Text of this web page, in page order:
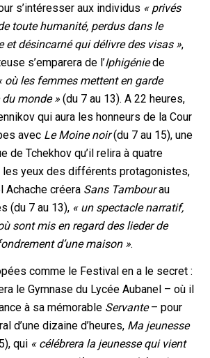
s’intéresser aux individus « privés
toute humanité, perdus dans le
et désincarné qui délivre des visas »,
s’emparera de l’Iphigéniede
où les femmes mettent en garde
du monde »(du 7 au 13). A 22 heures,
qui aura les honneurs de la Cour
avec Le Moine noir(du 7 au 15), une
de Tchekhov qu’il relira à quatre
yeux des différents protagonistes,
Achache créera Sans Tambourau
(du 7 au 13), « un spectacle narratif,
sont mis en regard des lieder de
d’une maison ».
comme le Festival en a le secret :
le Gymnase du Lycée Aubanel – où il
à sa mémorable Servante– pour
d’une dizaine d’heures, Ma jeunesse
qui « célébrera la jeunesse qui vient